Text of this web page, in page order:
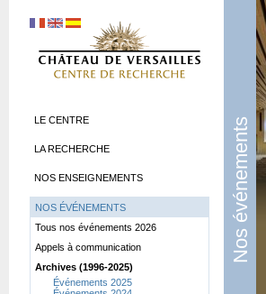
Nos événements
LE CENTRE
LA RECHERCHE
NOS ENSEIGNEMENTS
NOS ÉVÉNEMENTS
Tous nos événements 2026
Appels à communication
Archives (1996-2025)
Événements 2025